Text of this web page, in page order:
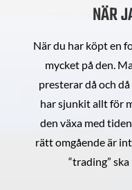
NÄR
När du har köpt en
mycket på den.
presterar då och
har sjunkit allt för
den växa med
rätt omgående är
“trading”